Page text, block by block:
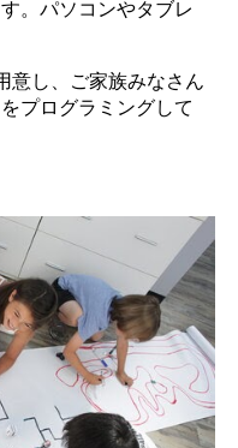
。パソコンやタブレ
意し、ご家族みなさん
プログラミングして